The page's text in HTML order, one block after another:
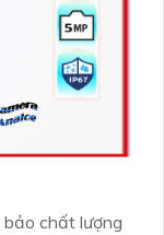
chất lượng